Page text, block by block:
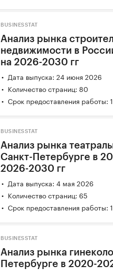
BUSINESSTAT
Анализ рынка
недвижимости в
на 2026-2030 гг
Дата выпуска: 24 июня 2026
Количество страниц: 80
Срок предоставления работы:
BUSINESSTAT
Анализ рынка
Санкт-Петербурге в
2026-2030 гг
Дата выпуска: 4 мая 2026
Количество страниц: 65
Срок предоставления работы:
BUSINESSTAT
Анализ рынка
Петербурге в 2020-